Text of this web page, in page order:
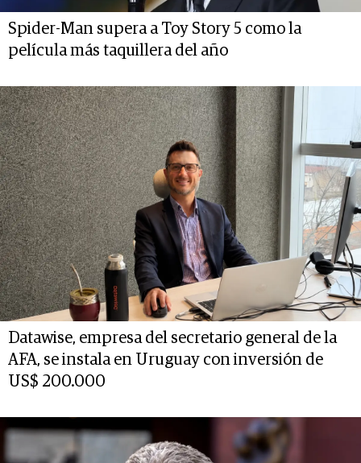
Spider-Man supera a Toy Story 5 como la
película más taquillera del año
Datawise, empresa del secretario general de la
AFA, se instala en Uruguay con inversión de
US$ 200.000